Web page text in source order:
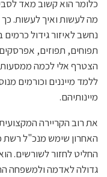
כלומר הוא קשוב מאד
מה לעשות ואיך לעשות.
נחשב לאיזור גידול
תפוחים, תפוזים,
הצטרף אלי לכמה
ללמד מייננים וכורמים
מיינותיהם.
את רוב הקריירה
החליט לחזור לשורשים.
גדולה לאדמה ולמשפחה